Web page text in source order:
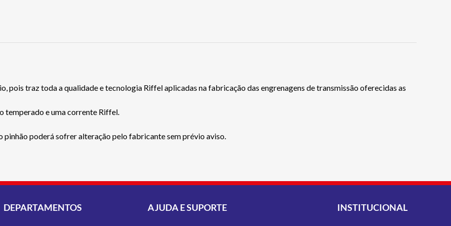
traz toda a qualidade e tecnologia Riffel aplicadas na fabricação das engrenagens de transmissão oferecidas as
temperado e uma corrente Riffel.
poderá sofrer alteração pelo fabricante sem prévio aviso.
DEPARTAMENTOS AJUDA E SUPORTE INSTITUCIONAL